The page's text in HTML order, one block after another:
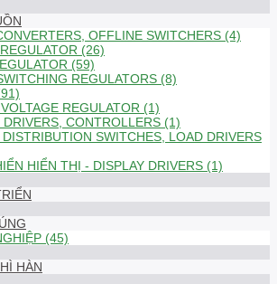
OFFLINE SWITCHERS (4)
(26)
(59)
REGULATORS (8)
REGULATOR (1)
DRIVERS, CONTROLLERS (1)
DISTRIBUTION SWITCHES, LOAD DRIVERS
HIỂN THỊ - DISPLAY DRIVERS (1)
(45)
HÀN